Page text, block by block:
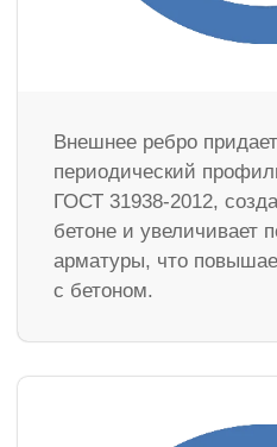
Внешнее ребро
периодический
ГОСТ 31938-2012,
бетоне и увеличивает
арматуры, что
с бетоном.